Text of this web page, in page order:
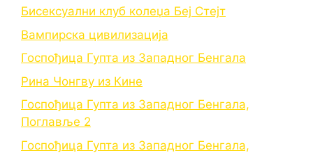
Бисексуални клуб колеџа Беј Стејт
Вампирска цивилизација
Госпођица Гупта из Западног Бенгала
Рина Чонгву из Кине
Госпођица Гупта из Западног Бенгала,
Поглавље 2
Госпођица Гупта из Западног Бенгала,